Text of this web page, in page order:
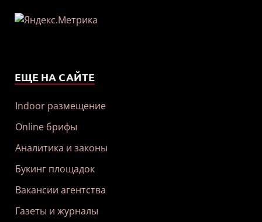
ЕЩЕ НА САЙТЕ
Indoor размещение
Online брифы
Аналитика и законы
Букинг площадок
Вакансии агентства
Газеты и журналы